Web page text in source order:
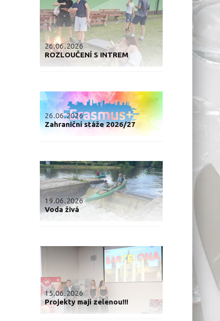
26.06.2026
ROZLOUČENÍ S INTREM
26.06.2026
Zahraniční stáže 2026/27
19.06.2026
Voda živá
15.06.2026
Projekty mají zelenou!!!